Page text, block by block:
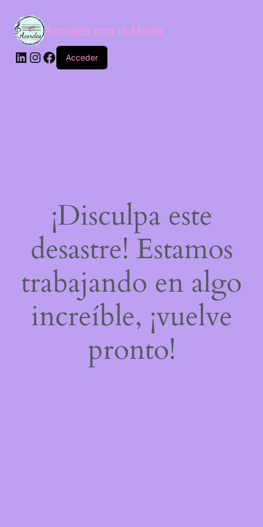
Acordes con la Moda
Acceder
¡Disculpa este
desastre! Estamos
trabajando en algo
increíble, ¡vuelve
pronto!